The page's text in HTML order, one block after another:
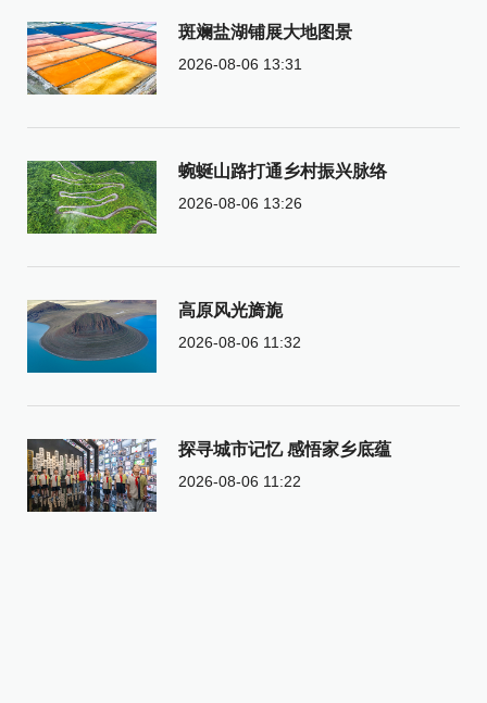
斑斓盐湖铺展大地图景
2026-08-06 13:31
蜿蜒山路打通乡村振兴脉络
2026-08-06 13:26
高原风光旖旎
2026-08-06 11:32
探寻城市记忆 感悟家乡底蕴
2026-08-06 11:22